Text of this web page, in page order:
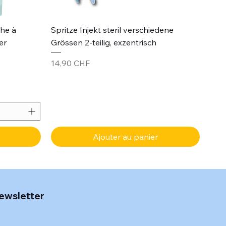
à
Aperçu rapide
Spritze Injekt steril verschiedene
Grössen 2-teilig, exzentrisch
Prix
14,90 CHF
Ajouter au panier